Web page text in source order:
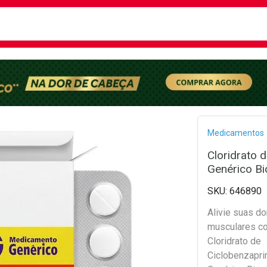
Medicamentos
Cloridrato
Genérico
646890
Alivie suas
musculares
Cloridrato de